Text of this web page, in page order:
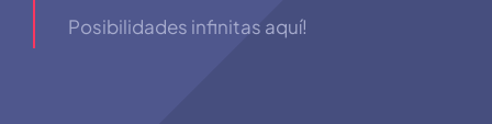
Posibilidades infinitas aquí!